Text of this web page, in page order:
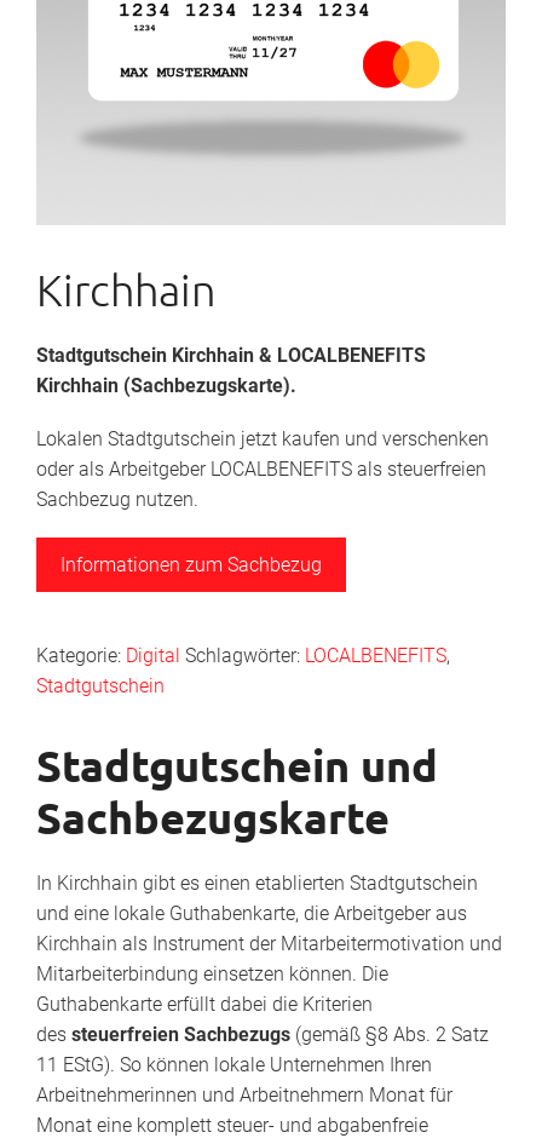
Kirchhain
Stadtgutschein Kirchhain & LOCALBENEFITS
Kirchhain (Sachbezugskarte).
Lokalen Stadtgutschein jetzt kaufen und verschenken
oder als Arbeitgeber LOCALBENEFITS als steuerfreien
Sachbezug nutzen.
Informationen zum Sachbezug
Kategorie: Digital Schlagwörter: LOCALBENEFITS,
Stadtgutschein
Stadtgutschein und
Sachbezugskarte
In Kirchhain gibt es einen etablierten Stadtgutschein
und eine lokale Guthabenkarte, die Arbeitgeber aus
Kirchhain als Instrument der Mitarbeitermotivation und
Mitarbeiterbindung einsetzen können. Die
Guthabenkarte erfüllt dabei die Kriterien
des steuerfreien Sachbezugs (gemäß §8 Abs. 2 Satz
11 EStG). So können lokale Unternehmen Ihren
Arbeitnehmerinnen und Arbeitnehmern Monat für
Monat eine komplett steuer- und abgabenfreie